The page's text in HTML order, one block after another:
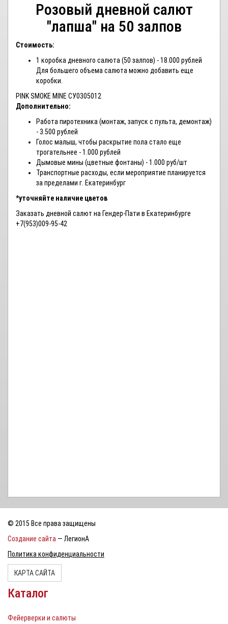
Розовый дневной салют
"лапша" на 50 залпов
Стоимость:
1 коробка дневного салюта (50 залпов) - 18.000 рублей
Для большего объема салюта можно добавить еще
коробки.
PINK SMOKE MINE СУ0305012
Дополнительно:
Работа пиротехника (монтаж, запуск с пульта, демонтаж)
- 3.500 рублей
Голос малыш, чтобы раскрытие пола стало еще
трогательнее - 1.000 рублей
Дымовые мины (цветные фонтаны) - 1.000 руб/шт
Транспортные расходы, если мероприятие планируется
за пределами г. Екатеринбург
*уточняйте наличие цветов
Заказать дневной салют на Гендер-Пати в Екатеринбурге
+7(953)009-95-42
© 2015 Все права защищены
Создание сайта — ЛегионА
Политика конфиденциальности
КАРТА САЙТА
Каталог
Фейерверки и салюты